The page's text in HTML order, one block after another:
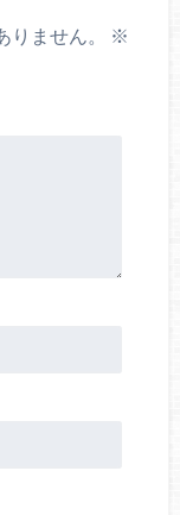
ません。
※